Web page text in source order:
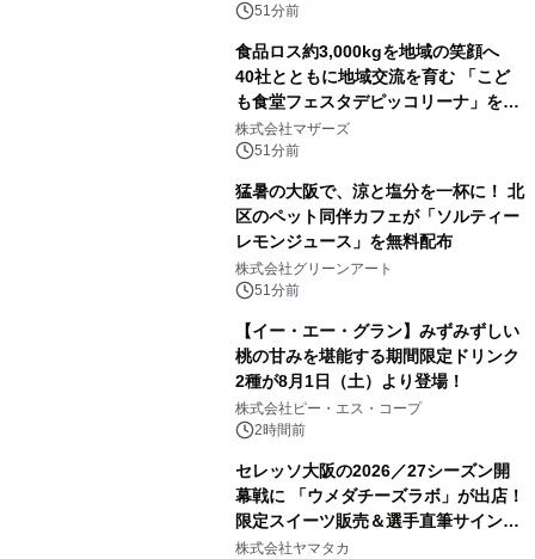
森」の握り寿司プラン
51分前
食品ロス約3,000kgを地域の笑顔へ
40社とともに地域交流を育む 「こど
も食堂フェスタデピッコリーナ」を9
月5日(土)開催
株式会社マザーズ
51分前
猛暑の大阪で、涼と塩分を一杯に！ 北
区のペット同伴カフェが「ソルティー
レモンジュース」を無料配布
株式会社グリーンアート
51分前
【イー・エー・グラン】みずみずしい
桃の甘みを堪能する期間限定ドリンク
2種が8月1日（土）より登場！
株式会社ピー・エス・コープ
2時間前
セレッソ大阪の2026／27シーズン開
幕戦に 「ウメダチーズラボ」が出店！
限定スイーツ販売＆選手直筆サイング
ッズが当たる抽選会を 8月8日に開催
株式会社ヤマタカ